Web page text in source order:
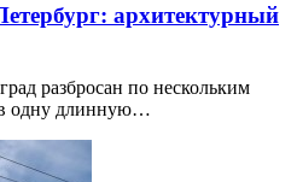
архитектурный
разбросан по нескольким
в одну длинную…